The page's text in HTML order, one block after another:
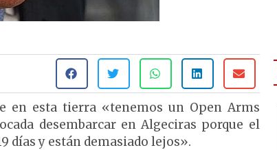
en esta tierra «tenemos un Open Arms
desembarcar en Algeciras porque el
días y están demasiado lejos».